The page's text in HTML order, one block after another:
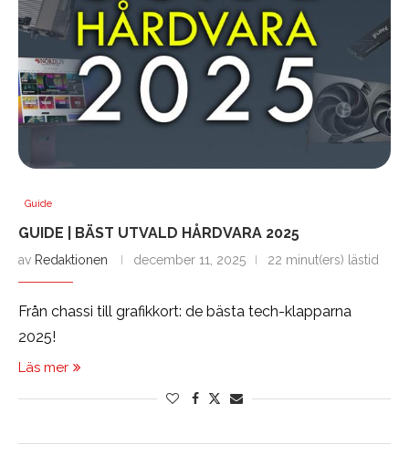
Guide
GUIDE | BÄST UTVALD HÅRDVARA 2025
av Redaktionen december 11, 2025 22 minut(ers) lästid
Från chassi till grafikkort: de bästa tech-klapparna
2025!
Läs mer